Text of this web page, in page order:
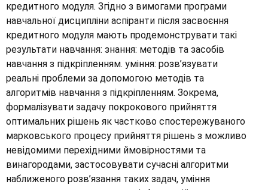
кредитного модуля. Згідно з вимогами програми
навчальної дисципліни аспіранти після засвоєння
кредитного модуля мають продемонструвати такі
результати навчання: знання: методів та засобів
навчання з підкріпленням. уміння: розв’язувати
реальні проблеми за допомогою методів та
алгоритмів навчання з підкріпленням. Зокрема,
формалізувати задачу покрокового прийняття
оптимальних рішень як частково спостережуваного
марковського процесу прийняття рішень з можливо
невідомими перехідними ймовірностями та
винагородами, застосовувати сучасні алгоритми
наближеного розв’язання таких задач, уміння